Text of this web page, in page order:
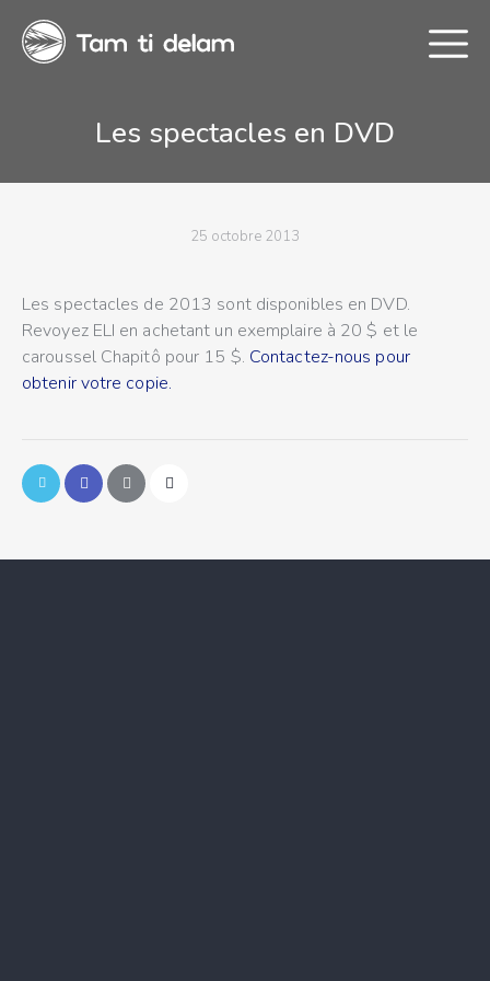
Les spectacles en DVD
25 octobre 2013
Les spectacles de 2013 sont disponibles en DVD.
Revoyez ELI en achetant un exemplaire à 20 $ et le
caroussel Chapitô pour 15 $. Contactez-nous pour
obtenir votre copie.
Réserver la troupe